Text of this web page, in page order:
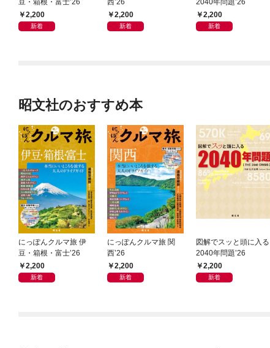
2,200
新着
2,200
新着
2,200
新着
昭文社のおすすめ本
にっぽんクルマ旅 伊
豆・箱根・富士’26
2,200
新着
にっぽんクルマ旅 関
西’26
2,200
新着
図解でスッと頭に入る
2040年問題’26
2,200
新着